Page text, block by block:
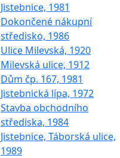
Jistebnice, 1981
Dokončené nákupní
středisko, 1986
Ulice Milevská, 1920
Milevská ulice, 1912
Dům čp. 167, 1981
Jistebnická lípa, 1972
Stavba obchodního
střediska, 1984
Jistebnice, Táborská ulice,
1989